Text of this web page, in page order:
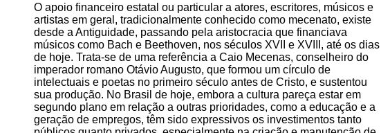
O apoio financeiro estatal ou particular a atores, escritores, músicos e
artistas em geral, tradicionalmente conhecido como mecenato, existe
desde a Antiguidade, passando pela aristocracia que financiava
músicos como Bach e Beethoven, nos séculos XVII e XVIII, até os dias
de hoje. Trata-se de uma referência a Caio Mecenas, conselheiro do
imperador romano Otávio Augusto, que formou um círculo de
intelectuais e poetas no primeiro século antes de Cristo, e sustentou
sua produção. No Brasil de hoje, embora a cultura pareça estar em
segundo plano em relação a outras prioridades, como a educação e a
geração de empregos, têm sido expressivos os investimentos tanto